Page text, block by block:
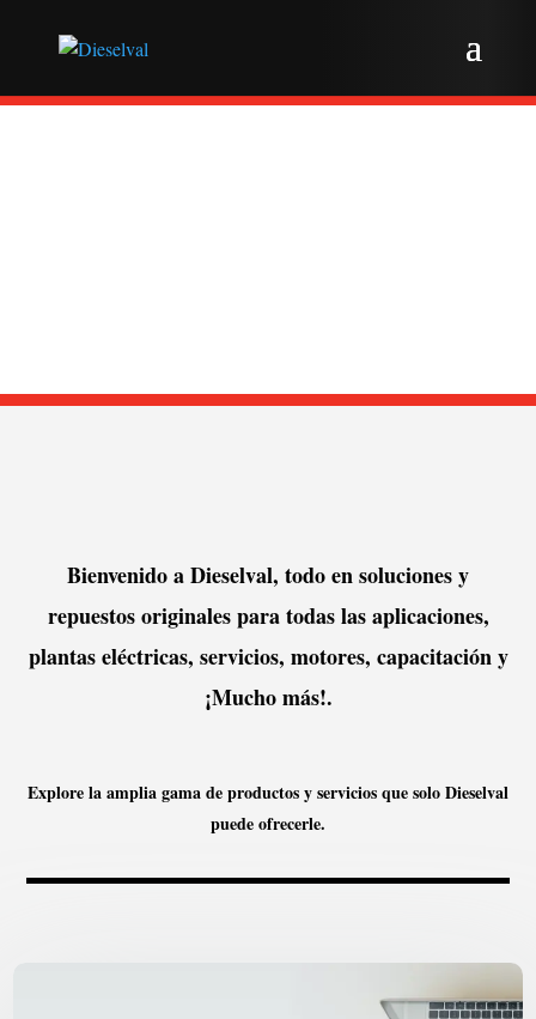
Bienvenido a Dieselval, todo en soluciones y
repuestos originales para todas las aplicaciones,
plantas eléctricas, servicios, motores, capacitación y
¡Mucho más!.
Explore la amplia gama de productos y servicios que solo Dieselval
puede ofrecerle.